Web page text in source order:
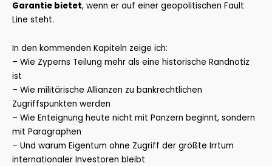
Garantie bietet, wenn er auf einer geopolitischen Fault
Line steht.
In den kommenden Kapiteln zeige ich:
– Wie Zyperns Teilung mehr als eine historische Randnotiz
ist
– Wie militärische Allianzen zu bankrechtlichen
Zugriffspunkten werden
– Wie Enteignung heute nicht mit Panzern beginnt, sondern
mit Paragraphen
– Und warum Eigentum ohne Zugriff der größte Irrtum
internationaler Investoren bleibt